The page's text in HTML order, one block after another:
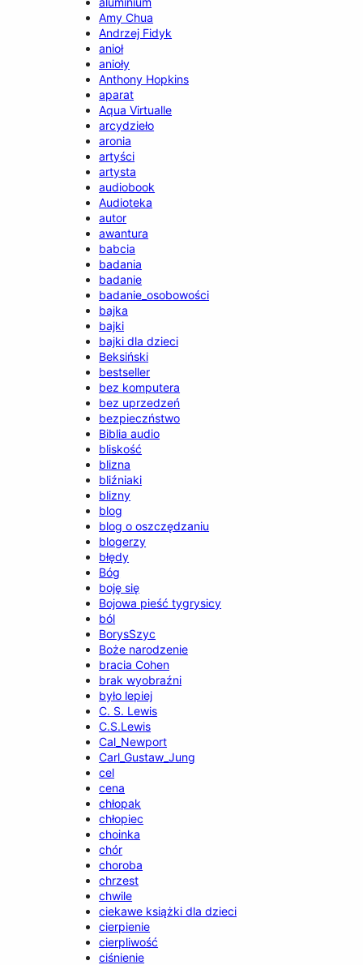
Amy Chua
Andrzej Fidyk
anioł
anioły
Anthony Hopkins
aparat
Aqua Virtualle
arcydzieło
aronia
artyści
artysta
audiobook
Audioteka
autor
awantura
babcia
badania
badanie
badanie_osobowości
bajka
bajki
bajki dla dzieci
Beksiński
bestseller
bez komputera
bez uprzedzeń
bezpieczństwo
Biblia audio
bliskość
blizna
bliźniaki
blizny
blog
blog o oszczędzaniu
blogerzy
błędy
Bóg
boję się
Bojowa pieść tygrysicy
ból
BorysSzyc
Boże narodzenie
bracia Cohen
brak wyobraźni
było lepiej
C. S. Lewis
C.S.Lewis
Cal_Newport
Carl_Gustaw_Jung
cel
cena
chłopak
chłopiec
choinka
chór
choroba
chrzest
chwile
ciekawe książki dla dzieci
cierpienie
cierpliwość
ciśnienie